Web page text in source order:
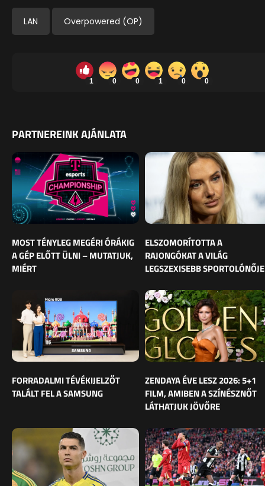
LAN Overpowered (OP)
1 0 0 1 0 0
PARTNEREINK AJÁNLATA
MOST TÉNYLEG MEGÉRI ÓRÁKIG
A GÉP ELŐTT ÜLNI – MUTATJUK,
MIÉRT
ELSZOMORÍTOTTA A
RAJONGÓKAT A VILÁG
LEGSZEXISEBB SPORTOLÓNŐJE
FORRADALMI TÉVÉKIJELZŐT
TALÁLT FEL A SAMSUNG
ZENDAYA ÉVE LESZ 2026: 5+1
FILM, AMIBEN A SZÍNÉSZNŐT
LÁTHATJUK JÖVŐRE